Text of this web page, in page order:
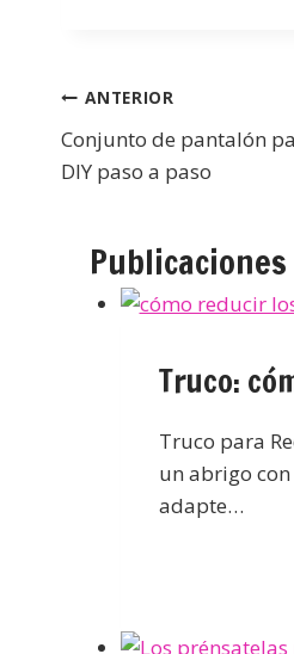
ANTERIOR
Conjunto de pantalón
DIY paso a paso
Truco:
Truco para
un abrigo
adapte…